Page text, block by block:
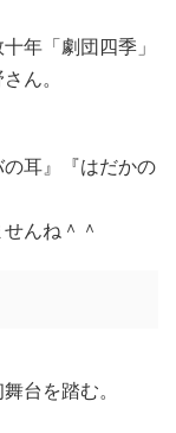
年「劇団四季」
ん。
耳』『はだかの
んね＾＾
台を踏む。